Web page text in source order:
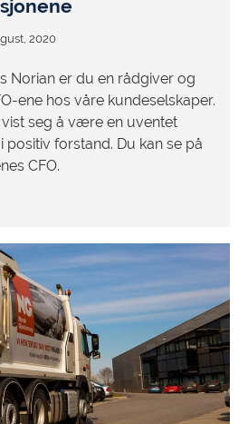
2020
Norian er du en rådgiver og
ene hos våre kundeselskaper.
seg å være en uventet
forstand. Du kan se på
CFO.